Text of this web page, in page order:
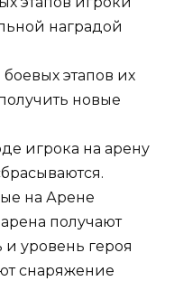
наградой
этапов их
новые
игрока на арену
на Арене
получают
уровень героя
снаряжение